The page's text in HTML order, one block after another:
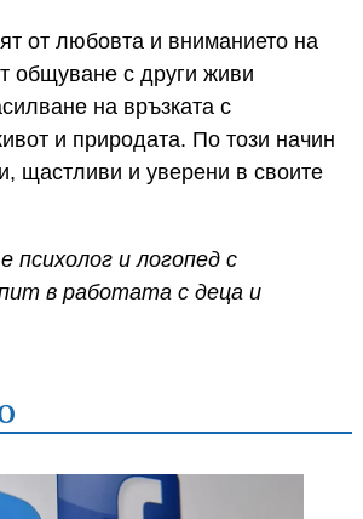
от любовта и вниманието на
общуване с други живи
на връзката с
и природата. По този начин
щастливи и уверени в своите
психолог и логопед с
в работата с деца и